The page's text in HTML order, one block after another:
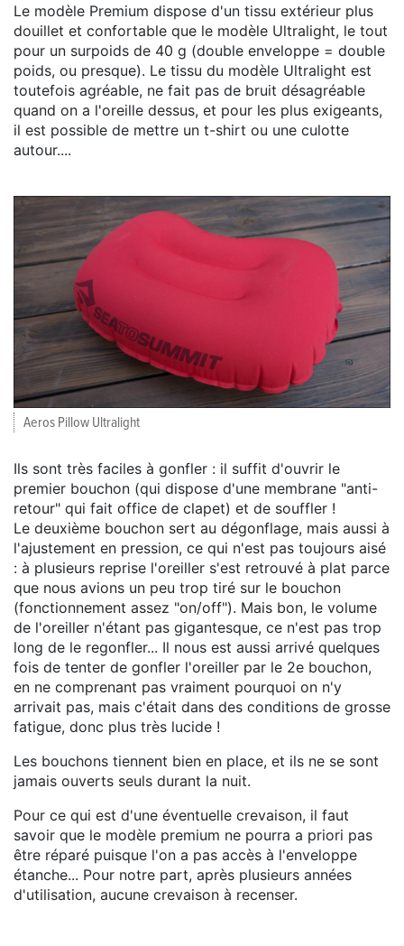
Le modèle Premium dispose d'un tissu extérieur plus
douillet et confortable que le modèle Ultralight, le tout
pour un surpoids de 40 g (double enveloppe = double
poids, ou presque). Le tissu du modèle Ultralight est
toutefois agréable, ne fait pas de bruit désagréable
quand on a l'oreille dessus, et pour les plus exigeants,
il est possible de mettre un t-shirt ou une culotte
autour....
Aeros Pillow Ultralight
Ils sont très faciles à gonfler : il suffit d'ouvrir le
premier bouchon (qui dispose d'une membrane "anti-
retour" qui fait office de clapet) et de souffler !
Le deuxième bouchon sert au dégonflage, mais aussi à
l'ajustement en pression, ce qui n'est pas toujours aisé
: à plusieurs reprise l'oreiller s'est retrouvé à plat parce
que nous avions un peu trop tiré sur le bouchon
(fonctionnement assez "on/off"). Mais bon, le volume
de l'oreiller n'étant pas gigantesque, ce n'est pas trop
long de le regonfler... Il nous est aussi arrivé quelques
fois de tenter de gonfler l'oreiller par le 2e bouchon,
en ne comprenant pas vraiment pourquoi on n'y
arrivait pas, mais c'était dans des conditions de grosse
fatigue, donc plus très lucide !
Les bouchons tiennent bien en place, et ils ne se sont
jamais ouverts seuls durant la nuit.
Pour ce qui est d'une éventuelle crevaison, il faut
savoir que le modèle premium ne pourra a priori pas
être réparé puisque l'on a pas accès à l'enveloppe
étanche... Pour notre part, après plusieurs années
d'utilisation, aucune crevaison à recenser.